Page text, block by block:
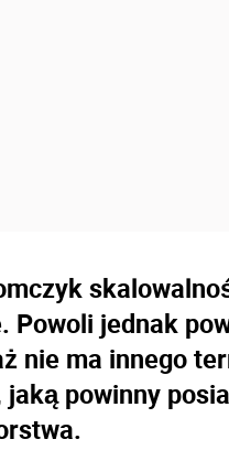
Powoli jednak
nie ma innego
powinny